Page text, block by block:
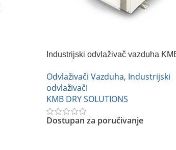
Industrijski odvlaživač vazduha
Odvlaživači Vazduha, Industrijski
odvlaživači
KMB DRY SOLUTIONS
Dostupan za poručivanje